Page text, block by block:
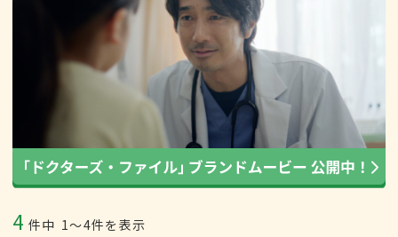
4 件中 1〜4件を表示